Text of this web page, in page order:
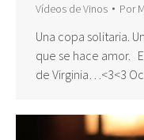
Vídeos de Vinos Por
Una copa solitaria.
que se hace amor.
de Virginia…<3<3